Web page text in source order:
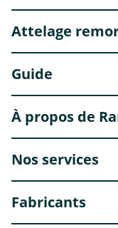
Attelage
Guide
À propos de
Nos services
Fabricants